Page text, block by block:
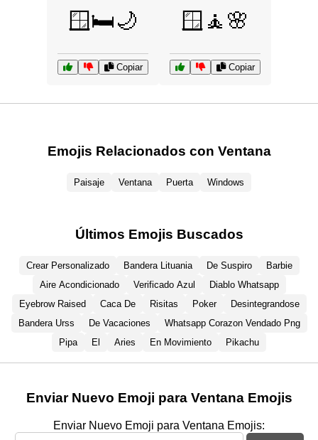
🪟🛏️🌙
Copiar
🪟🧘🌸
Copiar
Emojis Relacionados con Ventana
Paisaje Ventana Puerta Windows
Últimos Emojis Buscados
Crear Personalizado Bandera Lituania De Suspiro
Barbie
Aire Acondicionado
Verificado Azul
Diablo Whatsapp
Eyebrow Raised
Caca De Risitas Poker
Desintegrandose
Bandera Urss
De Vacaciones
Whatsapp Corazon Vendado Png
Pipa
El Aries En Movimiento Pikachu
Enviar Nuevo Emoji para Ventana Emojis
Enviar Nuevo Emoji para Ventana Emojis: